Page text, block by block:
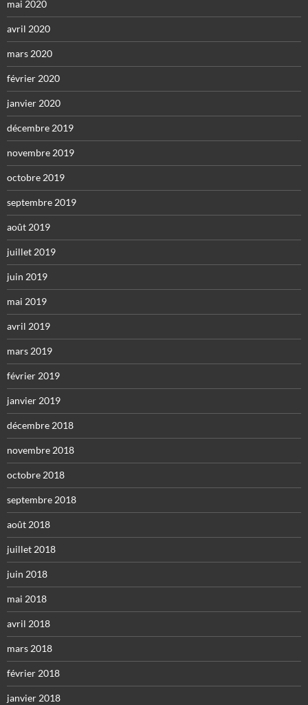
mai 2020
avril 2020
mars 2020
février 2020
janvier 2020
décembre 2019
novembre 2019
octobre 2019
septembre 2019
août 2019
juillet 2019
juin 2019
mai 2019
avril 2019
mars 2019
février 2019
janvier 2019
décembre 2018
novembre 2018
octobre 2018
septembre 2018
août 2018
juillet 2018
juin 2018
mai 2018
avril 2018
mars 2018
février 2018
janvier 2018